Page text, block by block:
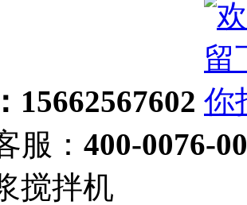
15662567602
服： 400-0076-
搅拌机